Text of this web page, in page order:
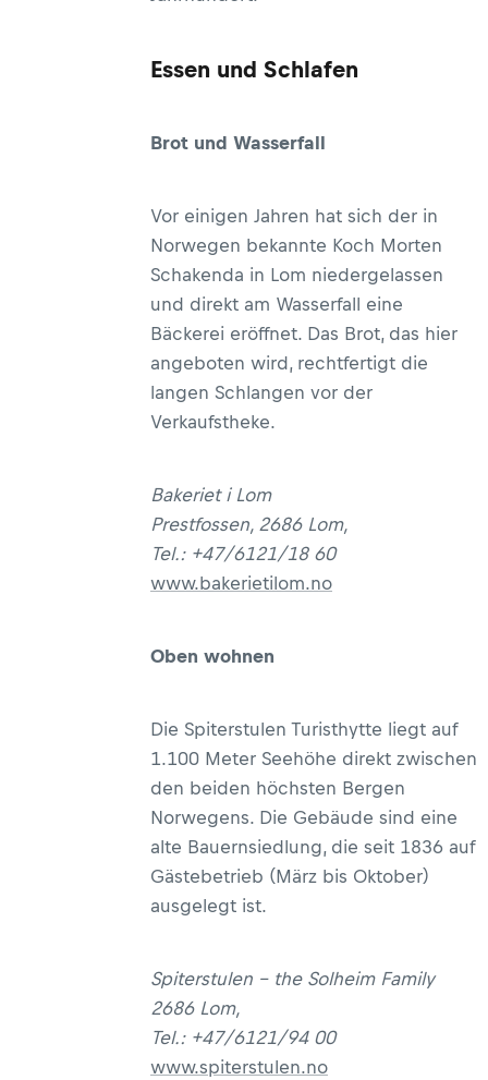
Essen und Schlafen
Brot und Wasserfall
Vor einigen Jahren hat sich der in
Norwegen bekannte Koch Morten
Schakenda in Lom niedergelassen
und direkt am Wasserfall eine
Bäckerei eröffnet. Das Brot, das hier
angeboten wird, rechtfertigt die
langen Schlangen vor der
Verkaufstheke.
Bakeriet i Lom
Prestfossen, 2686 Lom,
Tel.: +47/6121/18 60
www.bakerietilom.no
Oben wohnen
Die Spiterstulen Turisthytte liegt auf
1.100 Meter Seehöhe direkt zwischen
den beiden höchsten Bergen
Norwegens. Die Gebäude sind eine
alte Bauernsiedlung, die seit 1836 auf
Gästebetrieb (März bis Oktober)
ausgelegt ist.
Spiterstulen – the Solheim Family
2686 Lom,
Tel.: +47/6121/94 00
www.spiterstulen.no